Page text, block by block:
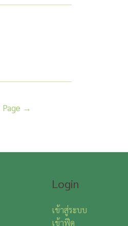
→
Login
เข้าสู่ระบบ
เข้าฟีด